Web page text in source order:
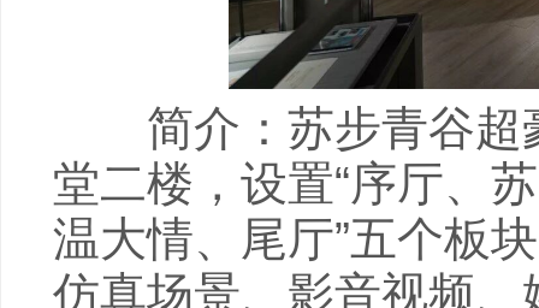
简介：苏步青谷超
堂二楼，设置“序厅、
温大情、尾厅”五个板
仿真场景、影音视频